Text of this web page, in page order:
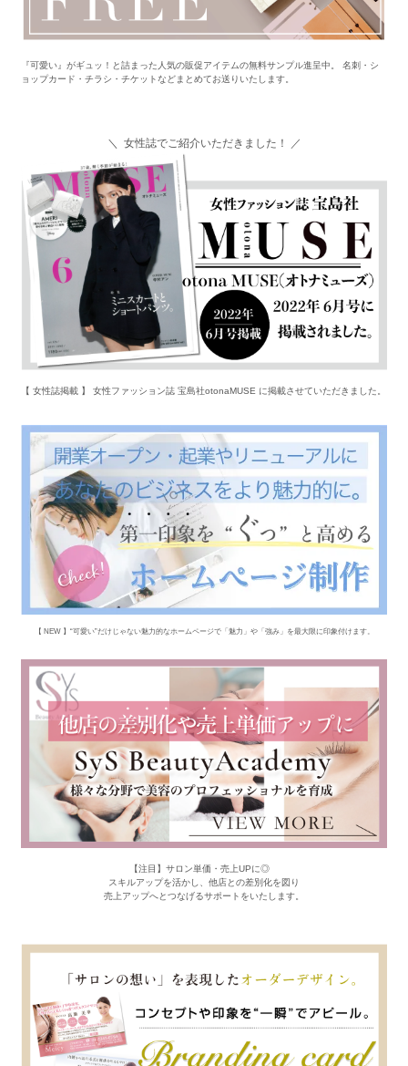
『可愛い』がギュッ！と詰まった人気の販促アイテムの無料サンプル進呈中。 名刺・シ
ョップカード・チラシ・チケットなどまとめてお送りいたします。
＼ 女性誌でご紹介いただきました！ ／
【 女性誌掲載 】 女性ファッション誌 宝島社otonaMUSE に掲載させていただきました。
【 NEW 】“可愛い”だけじゃない魅力的なホームページで「魅力」や「強み」を最大限に印象付けます。
【注目】サロン単価・売上UPに◎
スキルアップを活かし、他店との差別化を図り
売上アップへとつなげるサポートをいたします。